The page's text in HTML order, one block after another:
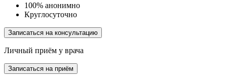
100% анонимно
Круглосуточно
Записаться на консультацию
Личный приём у врача
Записаться на приём